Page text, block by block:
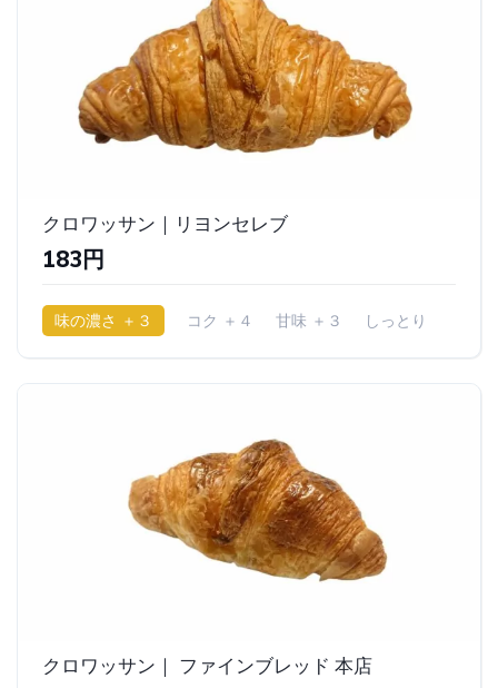
クロワッサン｜リヨンセレブ
183円
味の濃さ ＋３ コク ＋４ 甘味 ＋３ しっとり
クロワッサン｜ ファインブレッド 本店